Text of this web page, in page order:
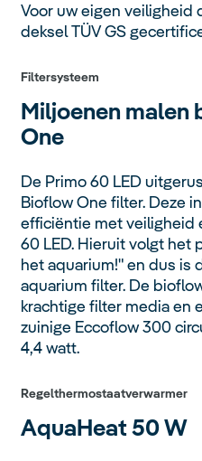
Voor uw eigen veiligheid
deksel TÜV GS
Filtersysteem
Miljoenen malen
One
De Primo 60 LED
Bioflow One filter. Deze
efficiëntie met veiligheid
60 LED. Hieruit volgt het
het aquarium!" en dus is
aquarium filter. De
krachtige filter media en
zuinige Eccoflow 300
4,4 watt.
Regelthermostaatverwarmer
AquaHeat50 W